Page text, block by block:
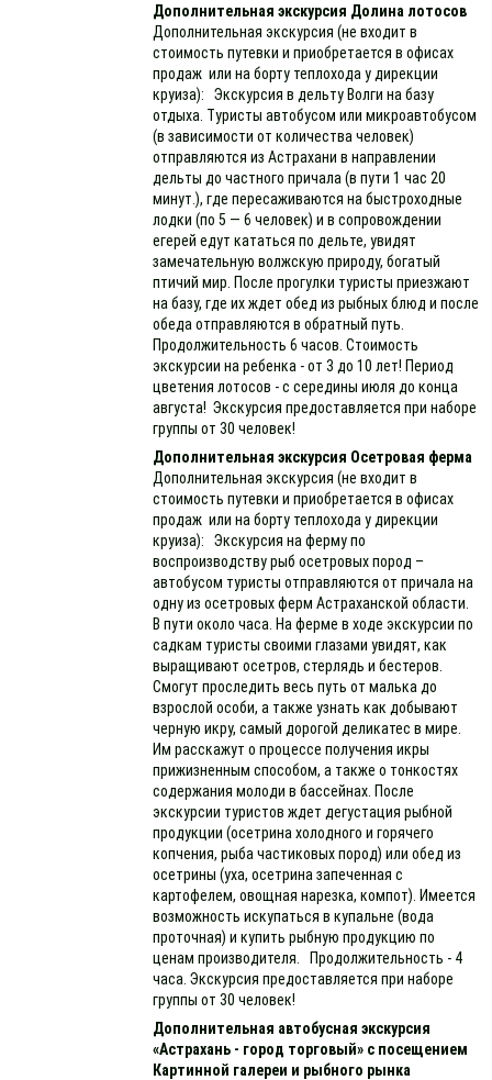
Дополнительная экскурсия Долина лотосов
Дополнительная экскурсия (не входит в
стоимость путевки и приобретается в офисах
продаж или на борту теплохода у дирекции
круиза): Экскурсия в дельту Волги на базу
отдыха. Туристы автобусом или микроавтобусом
(в зависимости от количества человек)
отправляются из Астрахани в направлении
дельты до частного причала (в пути 1 час 20
минут.), где пересаживаются на быстроходные
лодки (по 5 — 6 человек) и в сопровождении
егерей едут кататься по дельте, увидят
замечательную волжскую природу, богатый
птичий мир. После прогулки туристы приезжают
на базу, где их ждет обед из рыбных блюд и после
обеда отправляются в обратный путь.
Продолжительность 6 часов. Стоимость
экскурсии на ребенка - от 3 до 10 лет! Период
цветения лотосов - с середины июля до конца
августа! Экскурсия предоставляется при наборе
группы от 30 человек!
Дополнительная экскурсия Осетровая ферма
Дополнительная экскурсия (не входит в
стоимость путевки и приобретается в офисах
продаж или на борту теплохода у дирекции
круиза): Экскурсия на ферму по
воспроизводству рыб осетровых пород –
автобусом туристы отправляются от причала на
одну из осетровых ферм Астраханской области.
В пути около часа. На ферме в ходе экскурсии по
садкам туристы своими глазами увидят, как
выращивают осетров, стерлядь и бестеров.
Смогут проследить весь путь от малька до
взрослой особи, а также узнать как добывают
черную икру, самый дорогой деликатес в мире.
Им расскажут о процессе получения икры
прижизненным способом, а также о тонкостях
содержания молоди в бассейнах. После
экскурсии туристов ждет дегустация рыбной
продукции (осетрина холодного и горячего
копчения, рыба частиковых пород) или обед из
осетрины (уха, осетрина запеченная с
картофелем, овощная нарезка, компот). Имеется
возможность искупаться в купальне (вода
проточная) и купить рыбную продукцию по
ценам производителя. Продолжительность - 4
часа. Экскурсия предоставляется при наборе
группы от 30 человек!
Дополнительная автобусная экскурсия
«Астрахань - город торговый» с посещением
Картинной галереи и рыбного рынка